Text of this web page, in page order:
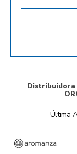
Distribuidora
Última